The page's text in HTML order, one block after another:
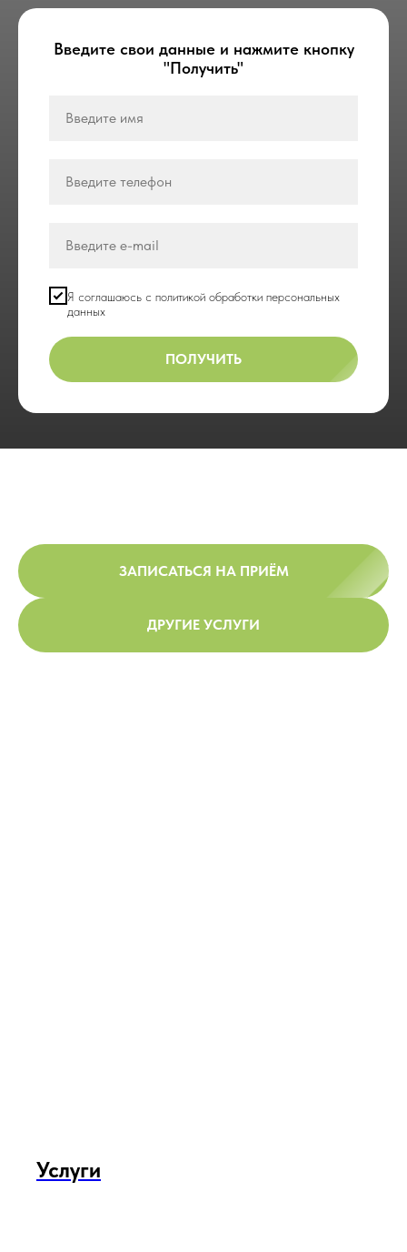
Введите свои данные и нажмите кнопку
"Получить"
Я соглашаюсь с политикой обработки персональных
данных
ПОЛУЧИТЬ
ЗАПИСАТЬСЯ НА ПРИЁМ
ДРУГИЕ УСЛУГИ
Услуги